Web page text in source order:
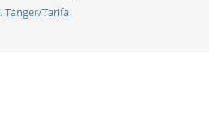
Tanger/Tarifa